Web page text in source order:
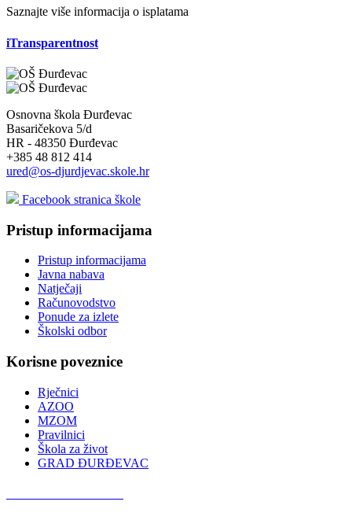
Saznajte više informacija o isplatama
iTransparentnost
Osnovna škola Đurđevac
Basaričekova 5/d
HR - 48350 Đurđevac
+385 48 812 414
ured@os-djurdjevac.skole.hr
Facebook stranica škole
Pristup informacijama
Pristup informacijama
Javna nabava
Natječaji
Računovodstvo
Ponude za izlete
Školski odbor
Korisne poveznice
Rječnici
AZOO
MZOM
Pravilnici
Škola za život
GRAD ĐURĐEVAC